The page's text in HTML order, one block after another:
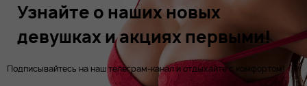
Узнайте о наших новых
девушках и акциях первыми!
Подписывайтесь на наш телеграм-канал и отдыхайте с комфортом!